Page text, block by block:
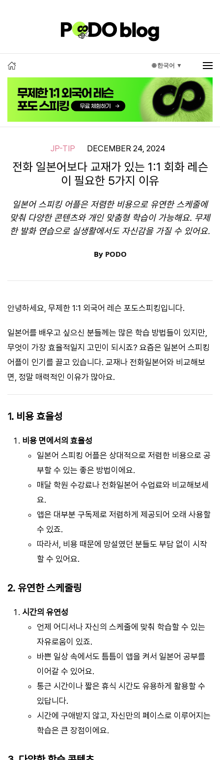
🌐 한국어 ▼
JP-TIP DECEMBER 24, 2024
전화 일본어보다 교재가 있는 1:1 회화 레슨
이 필요한 5가지 이유
일본어 스피킹 어플은 저렴한 비용으로 유연한 스케줄에
맞춰 다양한 콘텐츠와 개인 맞춤형 학습이 가능해요. 무제
한 발화 연습으로 실생활에서도 자신감을 가질 수 있어요.
By PODO
안녕하세요, 무제한 1:1 외국어 레슨 포도스피킹입니다.
일본어를 배우고 싶으신 분들께는 많은 학습 방법들이 있지만,
무엇이 가장 효율적일지 고민이 되시죠? 요즘은 일본어 스피킹
어플이 인기를 끌고 있습니다. 교재나 전화일본어와 비교해보
면, 정말 매력적인 이유가 많아요.
1. 비용 효율성
비용 면에서의 효율성
일본어 스피킹 어플은 상대적으로 저렴한 비용으로 공
부할 수 있는 좋은 방법이에요.
매달 학원 수강료나 전화일본어 수업료와 비교해보세
요.
앱은 대부분 구독제로 저렴하게 제공되어 오래 사용할
수 있죠.
따라서, 비용 때문에 망설였던 분들도 부담 없이 시작
할 수 있어요.
2. 유연한 스케줄링
시간의 유연성
언제 어디서나 자신의 스케줄에 맞춰 학습할 수 있는
자유로움이 있죠.
바쁜 일상 속에서도 틈틈이 앱을 켜서 일본어 공부를
이어갈 수 있어요.
통근 시간이나 짧은 휴식 시간도 유용하게 활용할 수
있답니다.
시간에 구애받지 않고, 자신만의 페이스로 이루어지는
학습은 큰 장점이에요.